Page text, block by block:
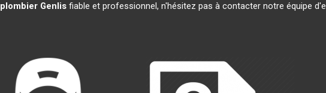
plombier Genlisfiable et professionnel, n'hésitez pas à contacter notre équipe